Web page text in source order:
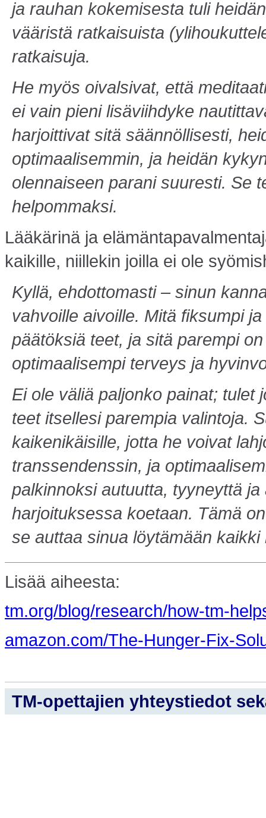
ja rauhan kokemisesta tuli
vääristä ratkaisuista
ratkaisuja.
He myös oivalsivat, että
ei vain pieni lisäviihdyke
harjoittivat sitä säännölli­sesti,
optimaalisemmin, ja heidän
olennaiseen parani suuresti. Se
helpommaksi.
Lääkärinä ja
kaikille, niillekin joilla ei ole
Kyllä, ehdottomasti – sinun
vahvoille aivoille. Mitä fiksumpi
päätöksiä teet, ja sitä parempi
optimaalisempi terveys ja
Ei ole väliä paljonko painat;
teet itsellesi parempia valintoja.
kaikenikäisille, jotta he voivat
transsendenssin, ja
palkinnoksi autuutta, tyyneyttä
harjoituksessa koetaan. Tämä
se auttaa sinua löytämään
Lisää aiheesta:
tm.org/blog/research/how-tm-
amazon.com/The-Hunger-Fix-
TM-opettajien yhteystiedot